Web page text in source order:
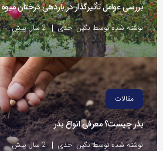
بررسی عوامل تأثیرگذار در باردهی درختان میوه
نوشته شده توسط نگین احدی 2 سال پیش
مقالات
بذر چیست؟ معرفی انواع بذر
نوشته شده توسط نگین احدی 2 سال پیش